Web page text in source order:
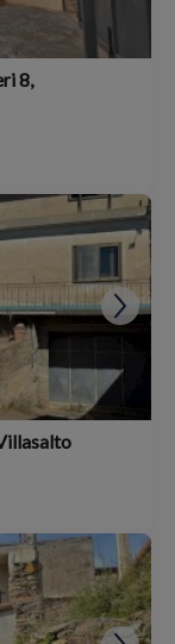
Vico Terrapieno 0, Villasalto